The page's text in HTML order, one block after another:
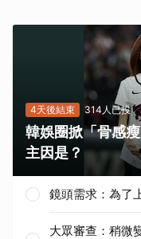
4天後結束 314人已投
韓娛圈掀「骨感
主因是？
鏡頭需求：為了
大眾審查：稍微